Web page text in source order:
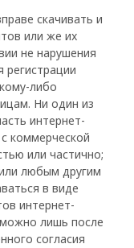
скачивать и
или же их
не нарушения
регистрации
либо
Ни один из
интернет-
коммерческой
или частично;
любым другим
в виде
интернет-
лишь после
согласия